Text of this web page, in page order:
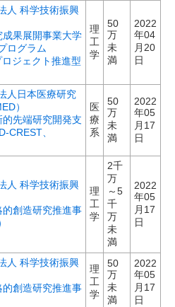
人 科学技術振興
果展開事業大学
ログラム
ロジェクト推進型
理
工
学
50
万
未
満
2022
年04
月20
日
人日本医療研究
）
先端研究開発支
CREST、
医
療
系
50
万
未
満
2022
年05
月17
日
人 科学技術振興
創造研究推進事
理
工
学
2千
万
～5
千
万
未
満
2022
年05
月17
日
人 科学技術振興
創造研究推進事
理
工
学
50
万
未
満
2022
年05
月17
日